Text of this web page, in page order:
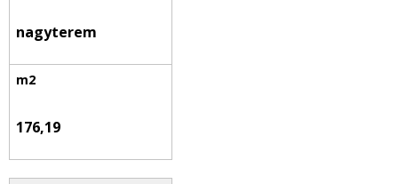
nagyterem
176,19